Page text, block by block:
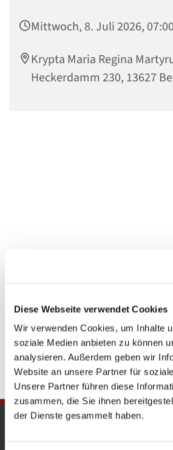
Diese Webseite verwendet Cookies
Wir verwenden Cookies, um Inhalte
soziale Medien anbieten zu können
analysieren. Außerdem geben wir
Website an unsere Partner für
Unsere Partner führen diese
zusammen, die Sie ihnen
der Dienste gesammelt haben.
Mittwoch, 8. Juli 2026,
Krypta Maria Regina
Heckerdamm 230, 13627